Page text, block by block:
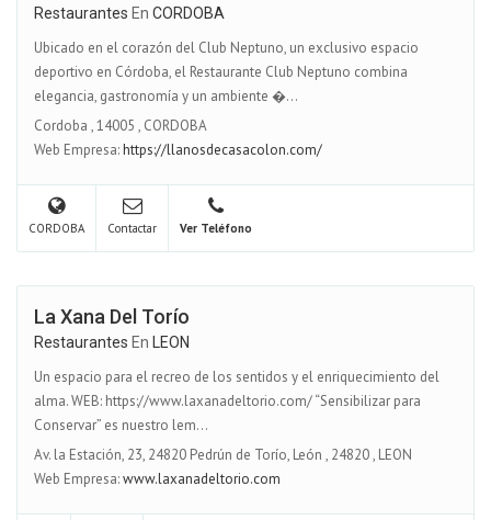
Restaurantes En CORDOBA
Ubicado en el corazón del Club Neptuno, un exclusivo espacio
deportivo en Córdoba, el Restaurante Club Neptuno combina
elegancia, gastronomía y un ambiente �...
Cordoba ,14005 , CORDOBA
Web Empresa:https://llanosdecasacolon.com/
CORDOBA Contactar Ver Teléfono
La Xana Del Torío
Restaurantes En LEON
Un espacio para el recreo de los sentidos y el enriquecimiento del
alma. WEB: https://www.laxanadeltorio.com/ “Sensibilizar para
Conservar” es nuestro lem...
Av. la Estación, 23, 24820 Pedrún de Torío, León , 24820, LEON
Web Empresa:www.laxanadeltorio.com